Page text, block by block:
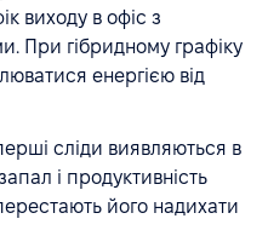
виходу в офіс з
При гібридному графіку
енергією від
сліди виявляються в
і продуктивність
його надихати